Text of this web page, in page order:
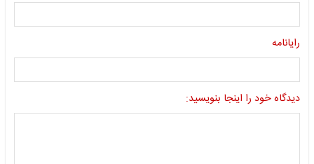
رایانامه
دیدگاه خود را اینجا بنویسید: